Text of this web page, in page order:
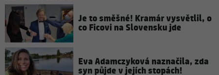
Je to směšné! Kramár vysvětlil, o
co Ficovi na Slovensku jde
Eva Adamczyková naznačila, zda
syn půjde v jejích stopách!